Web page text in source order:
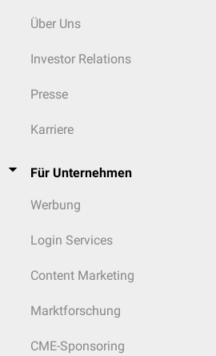
Über Uns
Investor Relations
Presse
Karriere
Für Unternehmen
Werbung
Login Services
Content Marketing
Marktforschung
CME-Sponsoring